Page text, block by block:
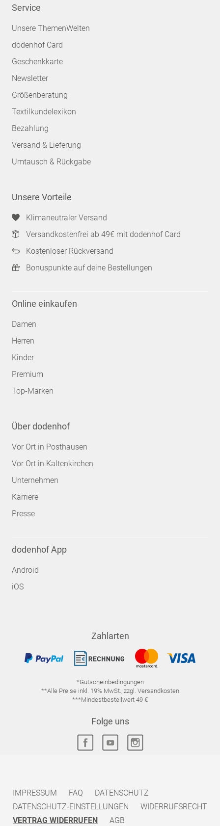
Service
Unsere ThemenWelten
dodenhof Card
Geschenkkarte
Newsletter
Größenberatung
Textilkundelexikon
Bezahlung
Versand & Lieferung
Umtausch & Rückgabe
Unsere Vorteile
Klimaneutraler Versand
Versandkostenfrei ab 49€ mit dodenhof Card
Kostenloser Rückversand
Bonuspunkte auf deine Bestellungen
Online einkaufen
Damen
Herren
Kinder
Premium
Top-Marken
Über dodenhof
Vor Ort in Posthausen
Vor Ort in Kaltenkirchen
Unternehmen
Karriere
Presse
dodenhof App
Android
iOS
Zahlarten
*Gutscheinbedingungen
**Alle Preise inkl. 19% MwSt., zzgl. Versandkosten
***Mindestbestellwert 49 €
Folge uns
IMPRESSUM FAQ
DATENSCHUTZ
DATENSCHUTZ-EINSTELLUNGEN
WIDERRUFSRECHT
VERTRAG WIDERRUFEN
AGB